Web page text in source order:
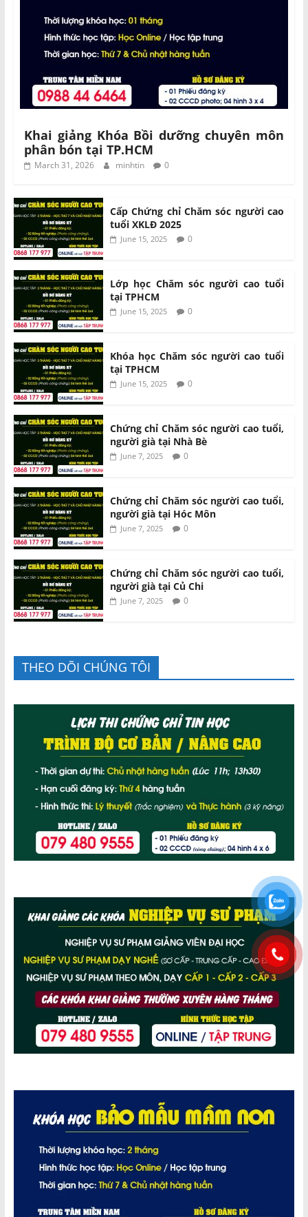
Khai giảng Khóa Bồi dưỡng chuyên môn
phân bón tại TP.HCM
March 31, 2026 minhtin 0
Cấp Chứng chỉ Chăm sóc người cao
tuổi XKLĐ 2025
June 15, 2025 0
Lớp học Chăm sóc người cao tuổi
tại TPHCM
June 15, 2025 0
Khóa học Chăm sóc người cao tuổi
tại TPHCM
June 15, 2025 0
Chứng chỉ Chăm sóc người cao tuổi,
người già tại Nhà Bè
June 7, 2025 0
Chứng chỉ Chăm sóc người cao tuổi,
người già tại Hóc Môn
June 7, 2025 0
Chứng chỉ Chăm sóc người cao tuổi,
người già tại Củ Chi
June 7, 2025 0
THEO DÕI CHÚNG TÔI